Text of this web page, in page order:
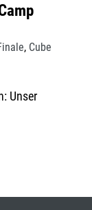
, Cube
Unser